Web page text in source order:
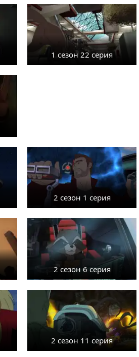
1 сезон 22 серия
2 сезон 1 серия
2 сезон 6 серия
2 сезон 11 серия